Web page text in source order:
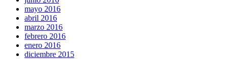
mayo 2016
abril 2016
marzo 2016
febrero 2016
enero 2016
diciembre 2015